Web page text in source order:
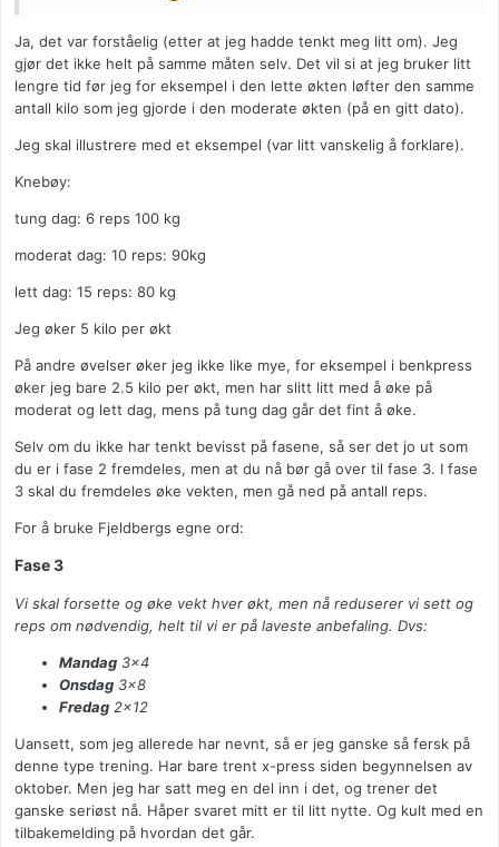
Ja, det var forståelig (etter at jeg hadde tenkt meg litt om). Jeg
gjør det ikke helt på samme måten selv. Det vil si at jeg bruker litt
lengre tid før jeg for eksempel i den lette økten løfter den samme
antall kilo som jeg gjorde i den moderate økten (på en gitt dato).
Jeg skal illustrere med et eksempel (var litt vanskelig å forklare).
Knebøy:
tung dag: 6 reps 100 kg
moderat dag: 10 reps: 90kg
lett dag: 15 reps: 80 kg
Jeg øker 5 kilo per økt
På andre øvelser øker jeg ikke like mye, for eksempel i benkpress
øker jeg bare 2.5 kilo per økt, men har slitt litt med å øke på
moderat og lett dag, mens på tung dag går det fint å øke.
Selv om du ikke har tenkt bevisst på fasene, så ser det jo ut som
du er i fase 2 fremdeles, men at du nå bør gå over til fase 3. I fase
3 skal du fremdeles øke vekten, men gå ned på antall reps.
For å bruke Fjeldbergs egne ord:
Fase 3
Vi skal forsette og øke vekt hver økt, men nå reduserer vi sett og
reps om nødvendig, helt til vi er på laveste anbefaling. Dvs:
Mandag 3×4
Onsdag 3×8
Fredag 2×12
Uansett, som jeg allerede har nevnt, så er jeg ganske så fersk på
denne type trening. Har bare trent x-press siden begynnelsen av
oktober. Men jeg har satt meg en del inn i det, og trener det
ganske seriøst nå. Håper svaret mitt er til litt nytte. Og kult med en
tilbakemelding på hvordan det går.